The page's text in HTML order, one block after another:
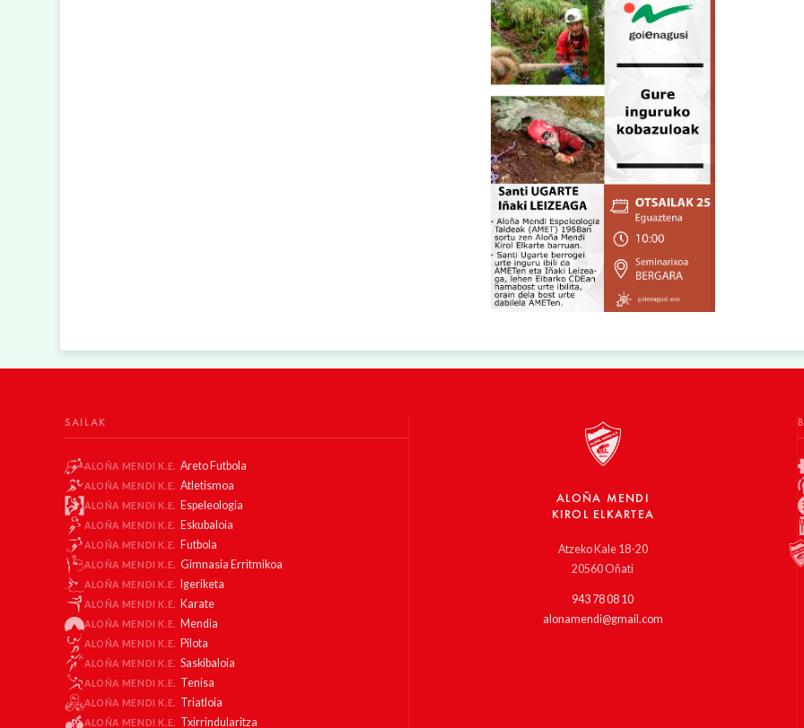
SAILAK
ALOÑA MENDI K.E. Areto Futbola
ALOÑA MENDI K.E. Atletismoa
ALOÑA MENDI K.E. Espeleologia
ALOÑA MENDI K.E. Eskubaloia
ALOÑA MENDI K.E. Futbola
ALOÑA MENDI K.E. Gimnasia Erritmikoa
ALOÑA MENDI K.E. Igeriketa
ALOÑA MENDI K.E. Karate
ALOÑA MENDI K.E. Mendia
ALOÑA MENDI K.E. Pilota
ALOÑA MENDI K.E. Saskibaloia
ALOÑA MENDI K.E. Tenisa
ALOÑA MENDI K.E. Triatloia
ALOÑA MENDI K.E. Txirrindularitza
ALOÑA MENDI
KIROL ELKARTEA
Atzeko Kale 18-20
20560 Oñati
943 78 08 10
alonamendi@gmail.com